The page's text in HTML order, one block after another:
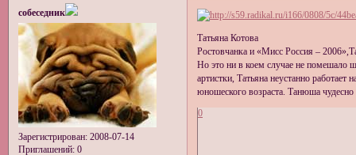
собеседник
Зарегистрирован: 2008-07-14
Приглашений:0
Татьяна Котова
Ростовчанка и «Мисс Россия –
Но это ни в коем случае не помешало
артистки, Татьяна неустанно
юношеского возраста. Танюша
0